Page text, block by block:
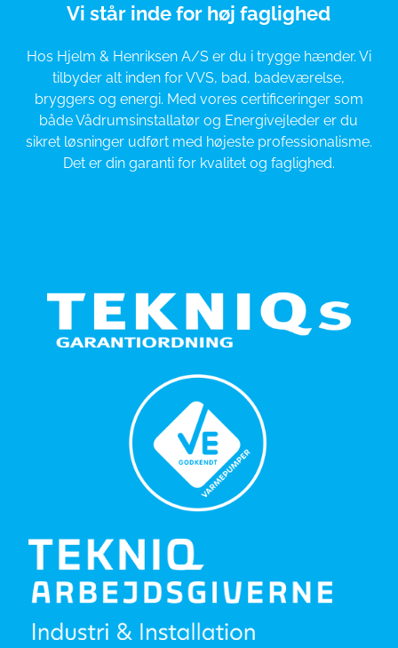
Vi står inde for høj faglighed
Hos Hjelm & Henriksen A/S er du i trygge hænder. Vi
tilbyder alt inden for VVS, bad, badeværelse,
bryggers og energi. Med vores certificeringer som
både Vådrumsinstallatør og Energivejleder er du
sikret løsninger udført med højeste professionalisme.
Det er din garanti for kvalitet og faglighed.